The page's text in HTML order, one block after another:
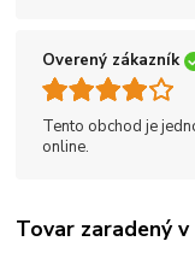
Overený zákazník
Tento obchod je
online.
Tovar zaradený